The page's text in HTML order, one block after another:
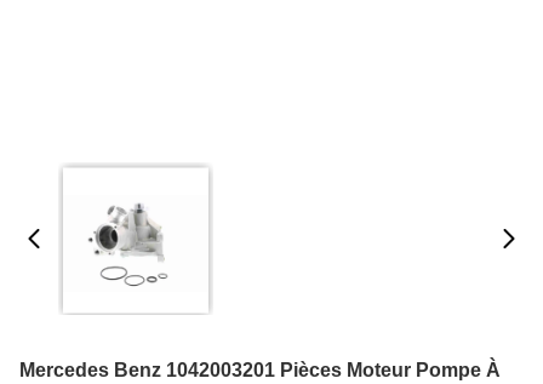
Mercedes Benz 1042003201 Pièces Moteur Pompe À